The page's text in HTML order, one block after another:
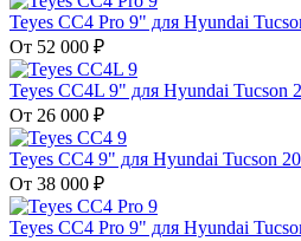
Teyes CC4 Pro 9" для Hyundai
От 52 000 ₽
Teyes CC4L 9" для Hyundai Tucson
От 26 000 ₽
Teyes CC4 9" для Hyundai Tucson
От 38 000 ₽
Teyes CC4 Pro 9" для Hyundai